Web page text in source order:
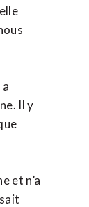
Il y
et n’a